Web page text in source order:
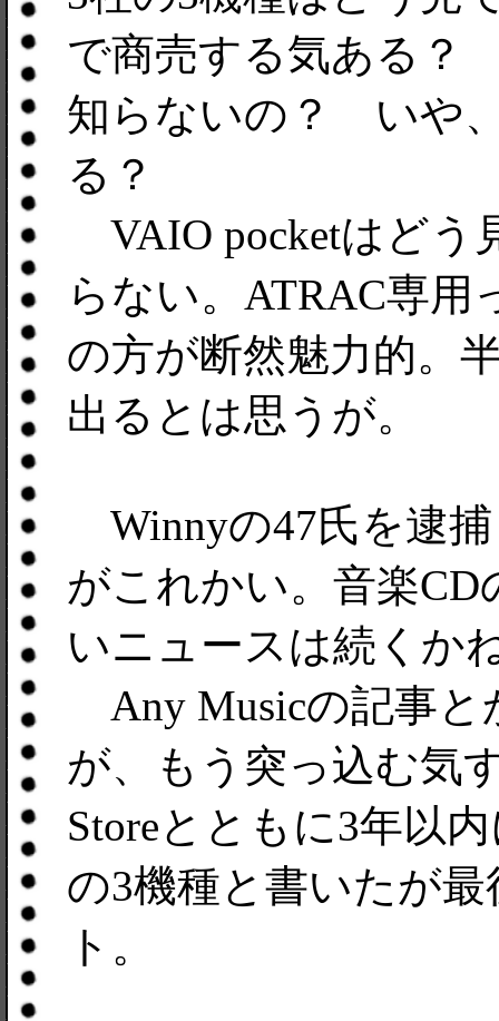
で商売する気ある？
知らないの？ いや
る？
VAIO pocketはどう
らない。ATRAC専
の方が断然魅力的。
出るとは思うが。
Winnyの47氏を逮
がこれかい。音楽
いニュースは続くか
Any Musicの記事と
が、もう突っ込む気
Storeとともに3年以
の3機種と書いたが
ト。